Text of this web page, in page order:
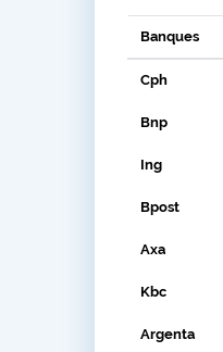
Banques
Cph
Bnp
Ing
Bpost
Axa
Kbc
Argenta